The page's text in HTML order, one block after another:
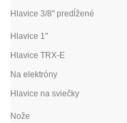
Hlavice 3/8" predĺžené
Hlavice 1"
Hlavice TRX-E
Na elektróny
Hlavice na sviečky
Nože